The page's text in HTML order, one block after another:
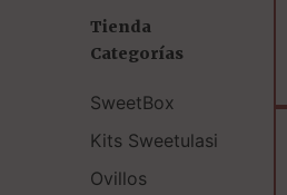
Tienda
Categorías
SweetBox
Kits Sweetulasi
Ovillos